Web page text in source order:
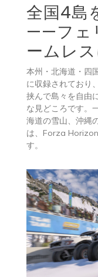
全国4島
——フェ
ームレ
本州・北海道・四
に収録されており
挟んで島々を自由
な見どころです。
海道の雪山、沖縄
は、Forza
す。